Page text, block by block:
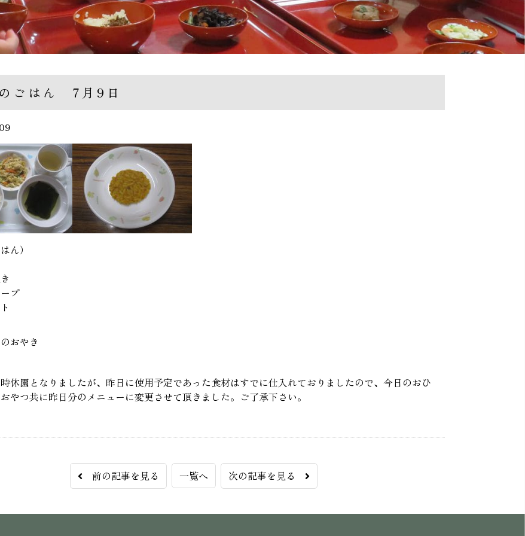
ごはん 7月9日
ん）
プ
おやき
休園となりましたが、昨日に使用予定であった食材はすでに仕入れておりましたので、今日のおひ
やつ共に昨日分のメニューに変更させて頂きました。ご了承下さい。
前の記事を見る 一覧へ 次の記事を見る